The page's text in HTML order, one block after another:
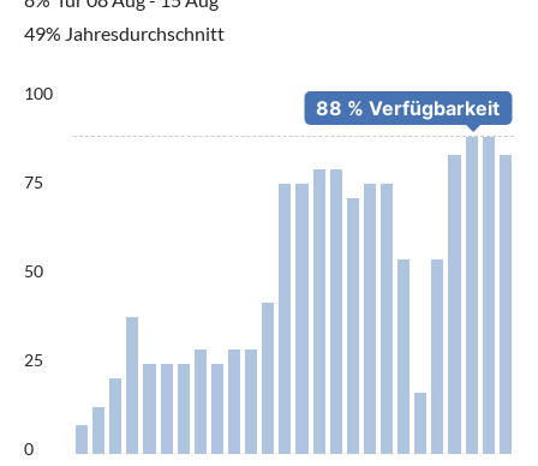
49% Jahresdurchschnitt
100
75
50
25
0